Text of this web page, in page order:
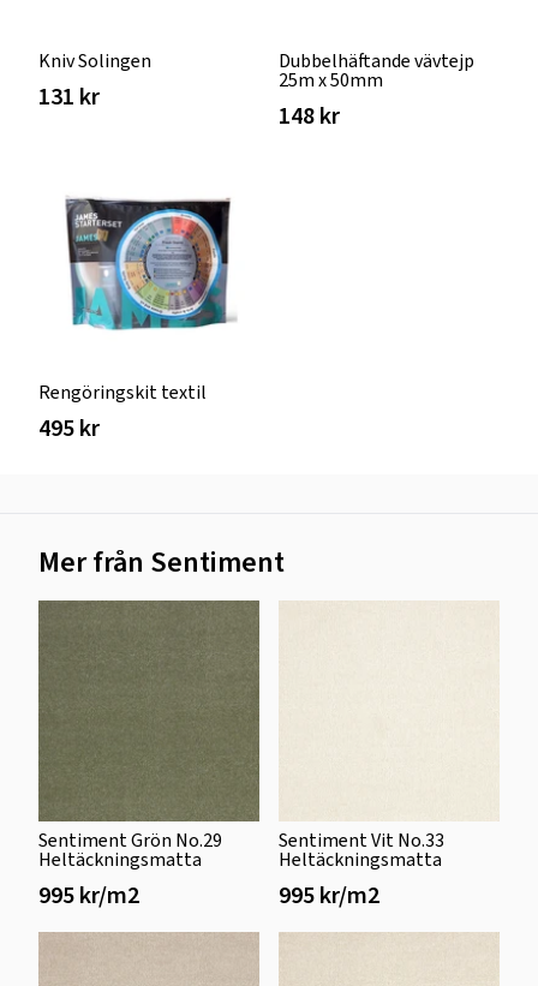
Kniv Solingen
131 kr
Dubbelhäftande vävtejp
25m x 50mm
148 kr
Rengöringskit textil
495 kr
Mer från Sentiment
Sentiment Grön No.29
Heltäckningsmatta
995 kr/m2
Sentiment Vit No.33
Heltäckningsmatta
995 kr/m2